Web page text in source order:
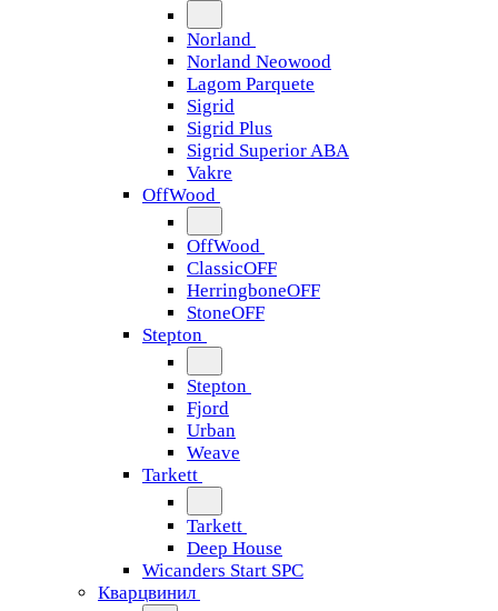
Norland
Norland Neowood
Lagom Parquete
Sigrid
Sigrid Plus
Sigrid Superior ABA
Vakre
OffWood
OffWood
ClassicOFF
HerringboneOFF
StoneOFF
Stepton
Stepton
Fjord
Urban
Weave
Tarkett
Tarkett
Deep House
Wicanders Start SPC
Кварцвинил